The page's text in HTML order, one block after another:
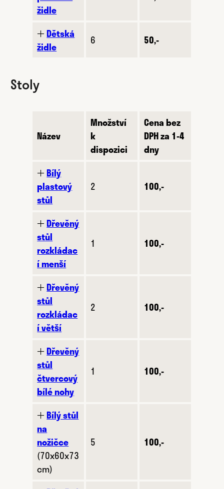
židle
🞢Dětská
židle
6 50,-
Stoly
Název
Množství
k
dispozici
Cena bez
DPH za 1-4
dny
🞢Bílý
plastový
stůl
2 100,-
🞢Dřevěný
stůl
rozkládac
í menší
1 100,-
🞢Dřevěný
stůl
rozkládac
í větší
2 100,-
🞢Dřevěný
stůl
čtvercový
bílé nohy
1 100,-
🞢Bílý stůl
na
nožičce
(70x60x73
cm)
5 100,-